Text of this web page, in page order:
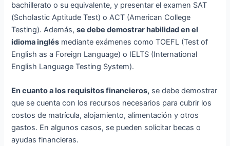
bachillerato o su equivalente, y presentar el examen SAT
(Scholastic Aptitude Test) o ACT (American College
Testing). Además,se debe demostrar habilidad en el
idioma inglés mediante exámenes como TOEFL (Test of
English as a Foreign Language) o IELTS (International
English Language Testing System).
En cuanto a los requisitos financieros, se debe demostrar
que se cuenta con los recursos necesarios para cubrir los
costos de matrícula, alojamiento, alimentación y otros
gastos. En algunos casos, se pueden solicitar becas o
ayudas financieras.